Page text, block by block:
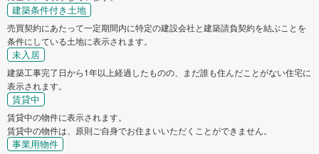
建築条件付き土地
売買契約にあたって一定期間内に特定の建設会社と建築請負契約を結ぶことを
条件にしている土地に表示されます。
未入居
建築工事完了日から1年以上経過したものの、まだ誰も住んだことがない住宅に
表示されます。
賃貸中
賃貸中の物件に表示されます。
賃貸中の物件は、原則ご自身でお住まいいただくことができません。
事業用物件